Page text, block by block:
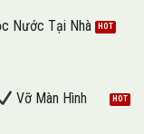
Nước Tại Nhà
Vỡ Màn Hình